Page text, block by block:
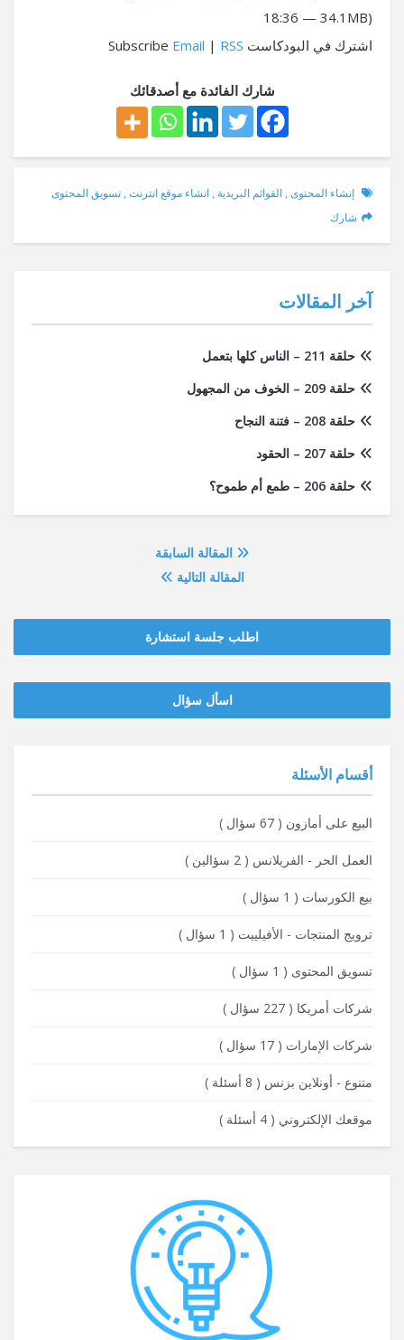
18:36 — 34.1MB)
اشترك في البودكاست Subscribe
Email | RSS
شارك الفائدة مع أصدقائك
إنشاء المحتوى , القوائم البريدية , انشاء موقع انترنت , تسويق المحتوى
شارك
آخر المقالات
حلقة 211 – الناس كلها بتعمل
حلقة 209 – الخوف من المجهول
حلقة 208 – فتنة النجاح
حلقة 207 – الحقود
حلقة 206 – طمع أم طموح؟
المقالة السابقة
المقالة التالية
اطلب جلسة استشارة
‫‫اسأل سؤال
أقسام الأسئلة
البيع على أمازون ( 67 سؤال )
العمل الحر - الفريلانس ( 2 سؤالين )
بيع الكورسات ( 1 سؤال )
ترويج المنتجات - الأفيلييت ( 1 سؤال )
تسويق المحتوى ( 1 سؤال )
شركات أمريكا ( 227 سؤال )
شركات الإمارات ( 17 سؤال )
متنوع - أونلاين بزنس ( 8 أسئلة )
موقعك الإلكتروني ( 4 أسئلة )